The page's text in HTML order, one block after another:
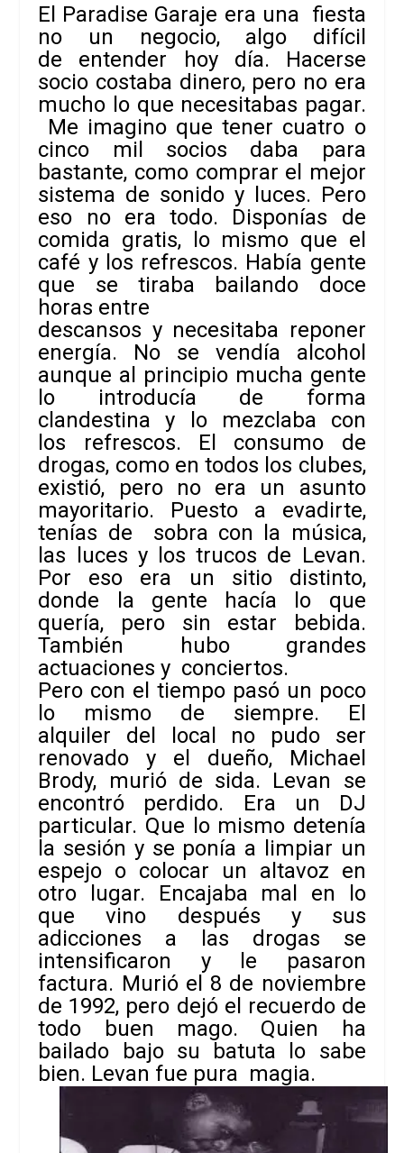
El Paradise Garaje era una fiesta
no un negocio, algo difícil
de entender hoy día. Hacerse
socio costaba dinero, pero no era
mucho lo que necesitabas pagar.
Me imagino que tener cuatro o
cinco mil socios daba para
bastante, como comprar el mejor
sistema de sonido y luces. Pero
eso no era todo. Disponías de
comida gratis, lo mismo que el
café y los refrescos. Había gente
que se tiraba bailando doce
horas entre
descansos y necesitaba reponer
energía. No se vendía alcohol
aunque al principio mucha gente
lo introducía de forma
clandestina y lo mezclaba con
los refrescos. El consumo de
drogas, como en todos los clubes,
existió, pero no era un asunto
mayoritario. Puesto a evadirte,
tenías de sobra con la música,
las luces y los trucos de Levan.
Por eso era un sitio distinto,
donde la gente hacía lo que
quería, pero sin estar bebida.
También hubo grandes
actuaciones y conciertos.
Pero con el tiempo pasó un poco
lo mismo de siempre. El
alquiler del local no pudo ser
renovado y el dueño, Michael
Brody, murió de sida. Levan se
encontró perdido. Era un DJ
particular. Que lo mismo detenía
la sesión y se ponía a limpiar un
espejo o colocar un altavoz en
otro lugar. Encajaba mal en lo
que vino después y sus
adicciones a las drogas se
intensificaron y le pasaron
factura. Murió el 8 de noviembre
de 1992, pero dejó el recuerdo de
todo buen mago. Quien ha
bailado bajo su batuta lo sabe
bien. Levan fue pura magia.